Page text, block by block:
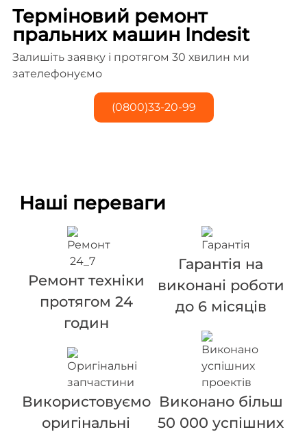
Терміновий ремонт
пральних машин Indesit
Залишіть заявку і протягом 30 хвилин ми
зателефонуємо
(0800)33-20-99
Наші переваги
Ремонт техніки
протягом 24
годин
Використовуємо
оригінальні
Гарантія на
виконані роботи
до 6 місяців
Виконано більш
50 000 успішних